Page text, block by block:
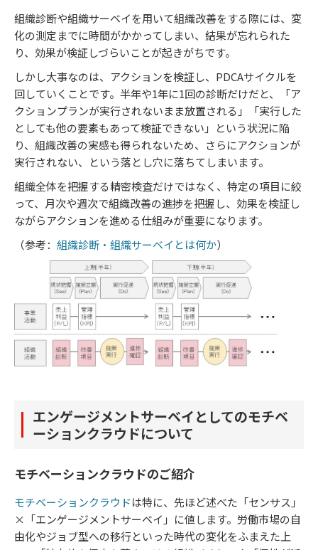
組織診断や組織サーベイを用いて組織改善をする際には、変
化の測定までに時間がかかってしまい、結果が忘れられた
り、効果が検証しづらいことが起きがちです。
しかし大事なのは、アクションを検証し、PDCAサイクルを
回していくことです。半年や1年に1回の診断だけだと、「ア
クションプランが実行されないまま放置される」「実行した
としても他の要素もあって検証できない」という状況に陥
り、組織改善の実感も得られないため、さらにアクションが
実行されない、という落とし穴に落ちてしまいます。
組織全体を把握する精密検査だけではなく、特定の項目に絞
って、月次や週次で組織改善の進捗を把握し、効果を検証し
ながらアクションを進める仕組みが重要になります。
（参考： 組織診断・組織サーベイとは何か）
エンゲージメントサーベイとしてのモチベ
ーションクラウドについて
モチベーションクラウドのご紹介
モチベーションクラウドは特に、先ほど述べた「センサス」
×「エンゲージメントサーベイ」に値します。労働市場の自
由化やジョブ型への移行といった時代の変化をふまえた上